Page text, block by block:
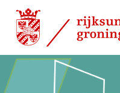
Skip
Content
Skip
Navigation